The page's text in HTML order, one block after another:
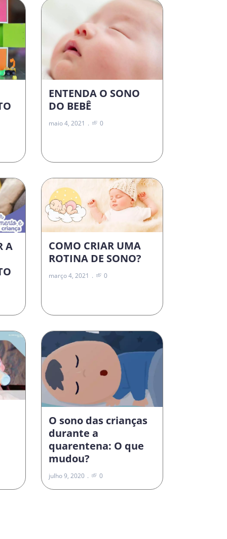
ENTENDA O SONO
DO BEBÊ
maio 4, 2021 0
A
COMO CRIAR UMA
ROTINA DE SONO?
março 4, 2021 0
O sono das crianças
durante a
quarentena: O que
mudou?
julho 9, 2020 0